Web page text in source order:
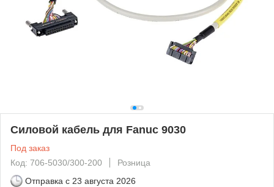
Силовой кабель для Fanuc 9030
Под заказ
Код: 706-5030/300-200
Розница
Отправка с 23 августа 2026